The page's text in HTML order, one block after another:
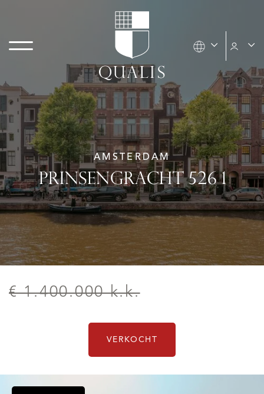
AMSTERDAM
PRINSENGRACHT 526 1
€ 1.400.000 k.k.
VERKOCHT